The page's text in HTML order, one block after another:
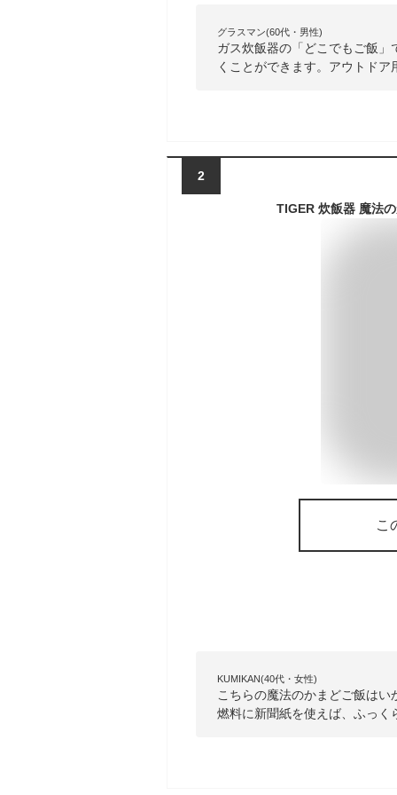
グラスマン(60代・男性)
ガス炊飯器の「どこでもご飯
くことができます。アウトド
2
こ
KUMIKAN(40代・女性)
こちらの魔法のかまどご飯は
燃料に新聞紙を使えば、ふっ